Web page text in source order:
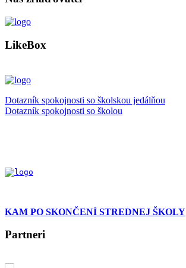
LikeBox
Dotazník spokojnosti so školskou jedálňou
Dotazník spokojnosti so školou
KAM PO SKONČENÍ STREDNEJ ŠKOLY
Partneri